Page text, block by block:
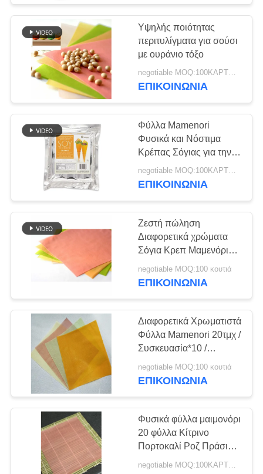
ΧΆΡΤΗΣ
ΙΣΤΌΤΟΠΟΥ
ΠΟΛΙΤΙΚΉ
ΜΥΣΤΙΚΌΤΗΤΑΣ
Καθαρή σκόνη
Wasabi
Ξηρά τσιπ καρότων
58
Ξηρές νιφάδες
παλαμίδων
Ξηρά μανιτάρια
Shiitake
48
Υψηλής ποιότητας
περιτυλίγματα για σούσι
με ουράνιο τόξο
negotiable MOQ:100ΚΑΡΤΟΥΝ
ΕΠΙΚΟΙΝΩΝΊΑ
Φύλλα Mamenori
Φυσικά και Νόστιμα
Κρέπας Σόγιας για την
Παρασκευή Σούσι 20
Φύλλα ανά Συσκευασία
negotiable MOQ:100ΚΑΡΤΟΥΝ
ΕΠΙΚΟΙΝΩΝΊΑ
Ζεστή πώληση
Διαφορετικά χρώματα
Σόγια Κρεπ Μαμενόρι
φύλλα για να κάνετε
πολύχρωμα σούσι
negotiable MOQ:100 κουτιά
ΕΠΙΚΟΙΝΩΝΊΑ
Διαφορετικά Χρωματιστά
Φύλλα Mamenori 20τμχ /
Συσκευασία*10 /
Κιβώτιο Για την
Παρασκευή
negotiable MOQ:100 κουτιά
ΕΠΙΚΟΙΝΩΝΊΑ
Φυσικά φύλλα μαιμονόρι
20 φύλλα Κίτρινο
Πορτοκαλί Ροζ Πράσινα
Χρώματα
negotiable MOQ:100ΚΑΡΤΟΥΝ